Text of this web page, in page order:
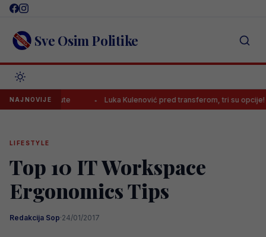
Skip
content Sve Osim Politike
NAJNOVIJE
minute Luka Kulenović pred transferom, tri su opcije!
LIFESTYLE
Top 10 IT Workspace
Ergonomics Tips
Redakcija Sop·24/01/2017